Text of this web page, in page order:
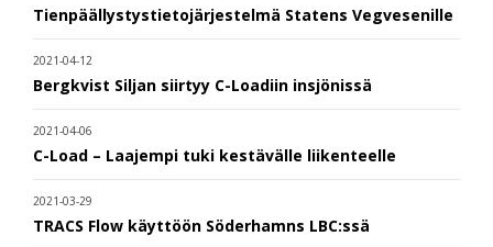
Tienpäällystystietojärjestelmä Statens Vegvesenille
2021-04-12
Bergkvist Siljan siirtyy C-Loadiin insjönissä
2021-04-06
C-Load – Laajempi tuki kestävälle liikenteelle
2021-03-29
TRACS Flow käyttöön Söderhamns LBC:ssä